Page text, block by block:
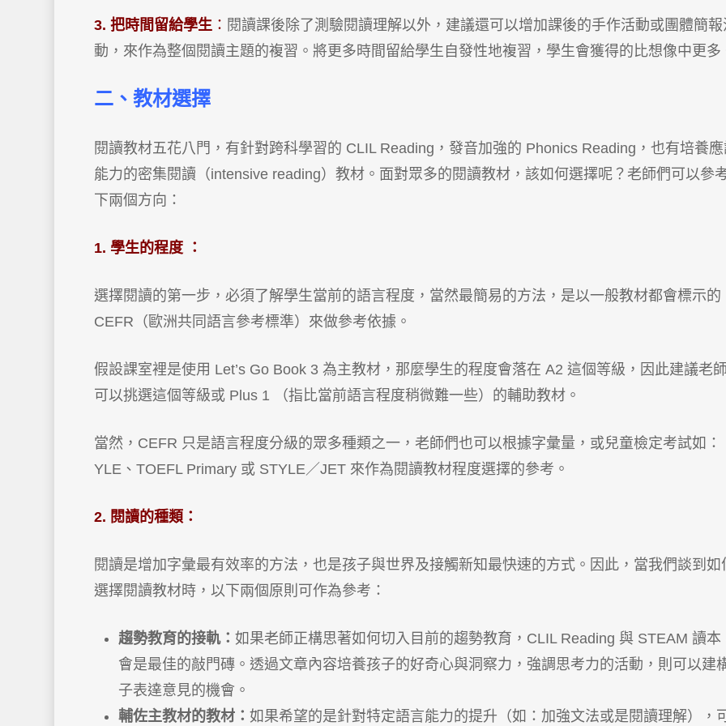
3. 把時間留給學生： 閱讀課後除了測驗閱讀理解以外，建議還可以增加課後的手作活動或團體簡報
動，來作為整個閱讀主題的複習。將更多時間留給學生自發性地複習，學生會獲得的比想像中更多
二、 教材選擇
閱讀教材五花八門，有針對跨科學習的 CLIL Reading，發音加強的 Phonics Reading，也有培養
能力的密集閱讀（intensive reading）教材。面對眾多的閱讀教材，該如何選擇呢？老師們可以參
下兩個方向：
1. 學生的程度 ：
選擇閱讀的第一步，必須了解學生當前的語言程度，當然最簡易的方法，是以一般教材都會標示的
CEFR（歐洲共同語言參考標準）來做參考依據。
假設課室裡是使用 Let’s Go Book 3 為主教材，那麼學生的程度會落在 A2 這個等級，因此建議老
可以挑選這個等級或 Plus 1 （指比當前語言程度稍微難一些）的輔助教材。
當然，CEFR 只是語言程度分級的眾多種類之一，老師們也可以根據字彙量，或兒童檢定考試如：
YLE、TOEFL Primary 或 STYLE／JET 來作為閱讀教材程度選擇的參考。
2. 閱讀的種類：
閱讀是增加字彙最有效率的方法，也是孩子與世界及接觸新知最快速的方式。因此，當我們談到如
選擇閱讀教材時，以下兩個原則可作為參考：
趨勢教育的接軌： 如果老師正構思著如何切入目前的趨勢教育，CLIL Reading 與 STEAM 讀本
會是最佳的敲門磚。透過文章內容培養孩子的好奇心與洞察力，強調思考力的活動，則可以建
子表達意見的機會。
輔佐主教材的教材： 如果希望的是針對特定語言能力的提升（如：加強文法或是閱讀理解），